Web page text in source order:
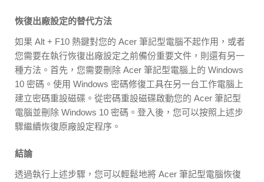
恢復出廠設定的替代方法
如果 Alt + F10 熱鍵對您的 Acer 筆記型電腦不起作用，或者
您需要在執行恢復出廠設定之前備份重要文件，則還有另一
種方法。首先，您需要刪除 Acer 筆記型電腦上的 Windows
10 密碼。使用 Windows 密碼修復工具在另一台工作電腦上
建立密碼重設磁碟。從密碼重設磁碟啟動您的 Acer 筆記型
電腦並刪除 Windows 10 密碼。登入後，您可以按照上述步
驟繼續恢復原廠設定程序。
結論
透過執行上述步驟，您可以輕鬆地將 Acer 筆記型電腦恢復